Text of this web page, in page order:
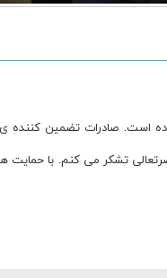
است. صادرات تضمین کننده ی